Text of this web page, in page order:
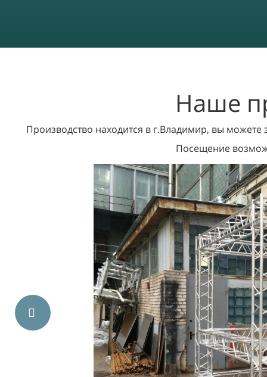
Наше
Производство находится в г.Владимир, вы
Посещение